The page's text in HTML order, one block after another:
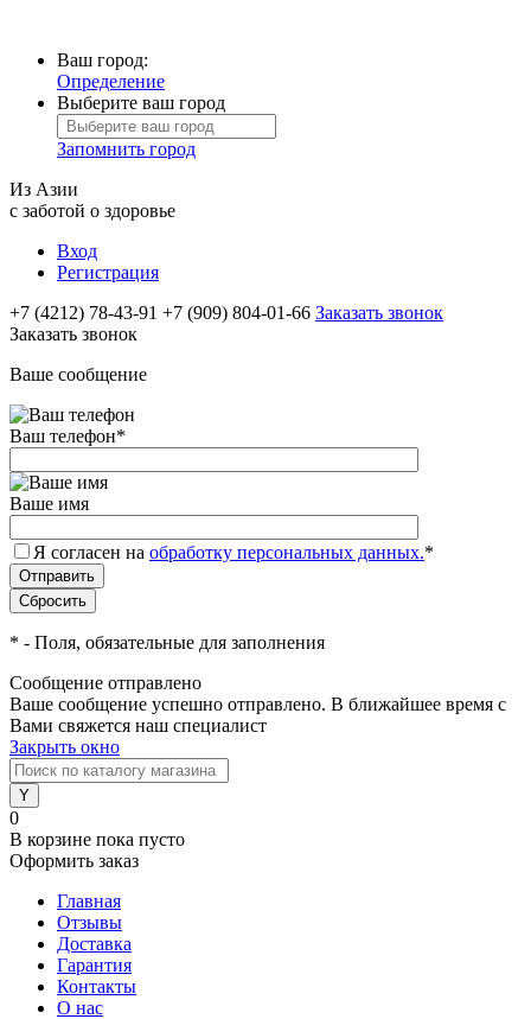
Ваш город:
Определение
Выберите ваш город
Запомнить город
Из Азии
с заботой о здоровье
Вход
Регистрация
+7 (4212) 78-43-91 +7 (909) 804-01-66 Заказать звонок
Заказать звонок
Ваше сообщение
Ваш телефон*
Ваше имя
Я согласен на обработку персональных данных.*
* - Поля, обязательные для заполнения
Сообщение отправлено
Ваше сообщение успешно отправлено. В ближайшее время с
Вами свяжется наш специалист
Закрыть окно
0
В корзине пока пусто
Оформить заказ
Главная
Отзывы
Доставка
Гарантия
Контакты
О нас